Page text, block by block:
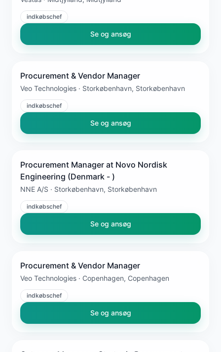
indkøbschef
Se og ansøg
Procurement & Vendor Manager
Veo Technologies · Storkøbenhavn, Storkøbenhavn
indkøbschef
Se og ansøg
Procurement Manager at Novo Nordisk
Engineering (Denmark - )
NNE A/S · Storkøbenhavn, Storkøbenhavn
indkøbschef
Se og ansøg
Procurement & Vendor Manager
Veo Technologies · Copenhagen, Copenhagen
indkøbschef
Se og ansøg